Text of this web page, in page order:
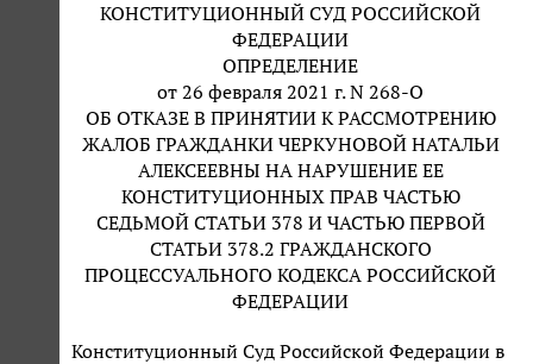
КОНСТИТУЦИОННЫЙ СУД РОССИЙСКОЙ
ФЕДЕРАЦИИ
ОПРЕДЕЛЕНИЕ
от 26 февраля 2021 г. N 268-О
ОБ ОТКАЗЕ В ПРИНЯТИИ К РАССМОТРЕНИЮ
ЖАЛОБ ГРАЖДАНКИ ЧЕРКУНОВОЙ НАТАЛЬИ
АЛЕКСЕЕВНЫ НА НАРУШЕНИЕ ЕЕ
КОНСТИТУЦИОННЫХ ПРАВ ЧАСТЬЮ
СЕДЬМОЙ СТАТЬИ 378 И ЧАСТЬЮ ПЕРВОЙ
СТАТЬИ 378.2 ГРАЖДАНСКОГО
ПРОЦЕССУАЛЬНОГО КОДЕКСА РОССИЙСКОЙ
ФЕДЕРАЦИИ
Конституционный Суд Российской Федерации в